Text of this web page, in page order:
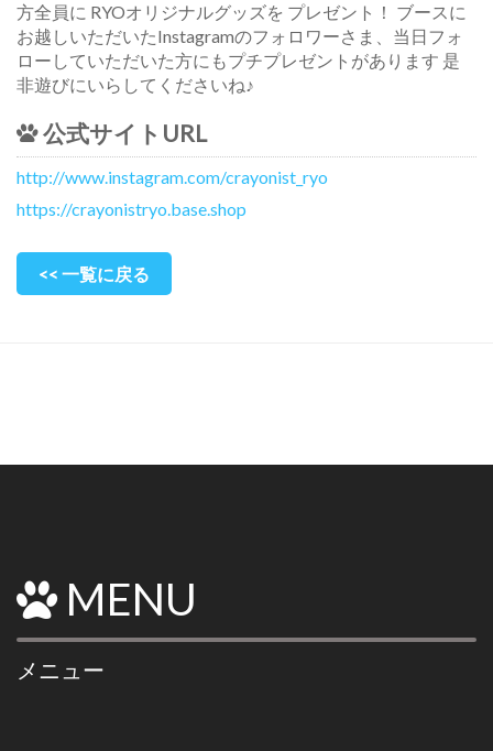
方全員に RYOオリジナルグッズを プレゼント！ ブースに
お越しいただいたInstagramのフォロワーさま、当日フォ
ローしていただいた方にもプチプレゼントがあります 是
非遊びにいらしてくださいね♪
公式サイトURL
http://www.instagram.com/crayonist_ryo
https://crayonistryo.base.shop
<< 一覧に戻る
MENU
メニュー